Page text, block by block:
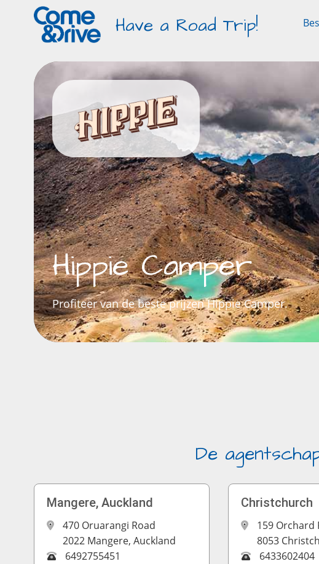
Have a Road Trip!
Hippie Camper
Profiteer van de beste prijzen Hippie Camper.
De
Mangere, Auckland
470 Oruarangi Road
2022 Mangere, Auckland
6492755451
Christchurch
159 Orchard
8053
6433602404